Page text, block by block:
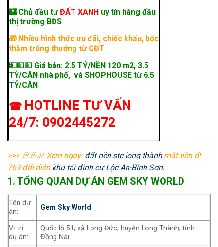
🏰 Chủ đầu tưĐẤT XANH uy tín hàng đầu
thị trường BĐS
🎁 Nhiều hình thức ưu đãi, chiếc khấu, bốc
thăm trúng thưởng từ CĐT
💵💵💵 Giá bán: 2.5 TỶ/NỀN 120 m2, 3.5
TỶ/CĂN nhà phố, và SHOPHOUSE từ 6.5
TỶ/CĂN
☎ HOTLINE TƯ VẤN
24/7: 0902445272
>>> 🎉🎉🎉 Xem ngay: đất nền stc long thànhmặt tiền dt
769 đối diệnkhu tái định cư Lộc An-Bình Sơn.
1. TỔNG QUAN DỰ ÁN GEM SKY WORLD
Tên dự
án:
Gem Sky World
Vị trí
dự án:
Quốc lộ 51, xã Long Đức, huyện Long Thành, tỉnh
Đồng Nai